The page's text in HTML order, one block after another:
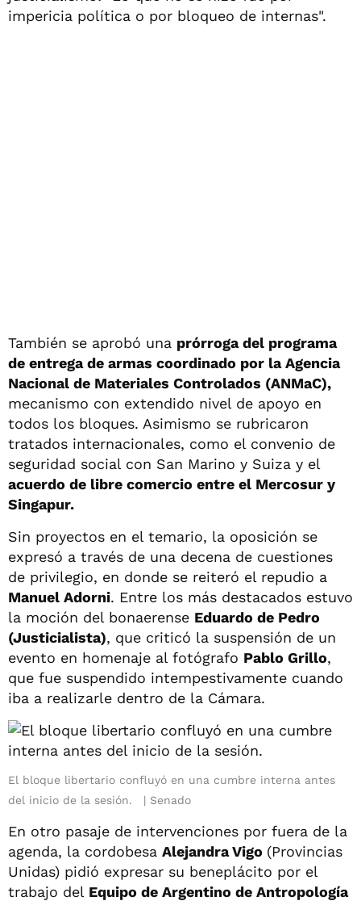
impericia política o por bloqueo de internas".
También se aprobó una prórroga del programa
de entrega de armas coordinado por la Agencia
Nacional de Materiales Controlados (ANMaC),
mecanismo con extendido nivel de apoyo en
todos los bloques. Asimismo se rubricaron
tratados internacionales, como el convenio de
seguridad social con San Marino y Suiza y el
acuerdo de libre comercio entre el Mercosur y
Singapur.
Sin proyectos en el temario, la oposición se
expresó a través de una decena de cuestiones
de privilegio, en donde se reiteró el repudio a
Manuel Adorni. Entre los más destacados estuvo
la moción del bonaerense Eduardo de Pedro
(Justicialista), que criticó la suspensión de un
evento en homenaje al fotógrafo Pablo Grillo,
que fue suspendido intempestivamente cuando
iba a realizarle dentro de la Cámara.
El bloque libertario confluyó en una cumbre interna antes
del inicio de la sesión.
Senado
En otro pasaje de intervenciones por fuera de la
agenda, la cordobesa Alejandra Vigo (Provincias
Unidas) pidió expresar su beneplácito por el
trabajo del Equipo de Argentino de Antropología